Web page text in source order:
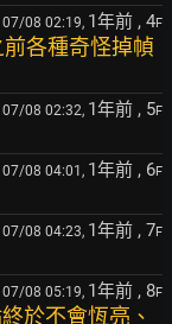
07/08 02:19, 1年前 , 4F
各種奇怪掉幀
07/08 02:32, 1年前 , 5F
07/08 04:01, 1年前 , 6F
07/08 04:23, 1年前 , 7F
07/08 05:19, 1年前 , 8F
於不會恆亮、